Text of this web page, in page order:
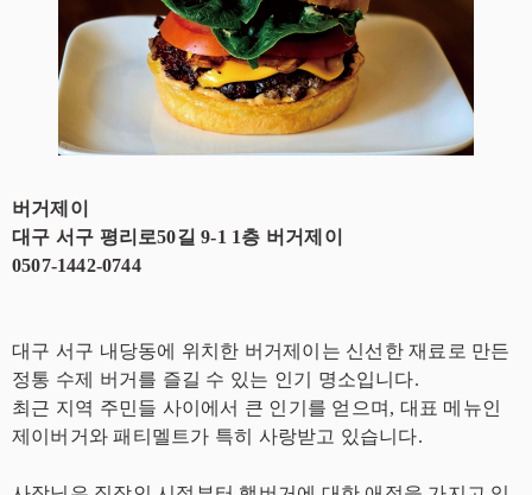
버거제이
대구 서구 평리로50길 9-1 1층 버거제이
0507-1442-0744
대구 서구 내당동에 위치한 버거제이는 신선한 재료로 만든
정통 수제 버거를 즐길 수 있는 인기 명소입니다.
최근 지역 주민들 사이에서 큰 인기를 얻으며, 대표 메뉴인
제이버거와 패티멜트가 특히 사랑받고 있습니다.